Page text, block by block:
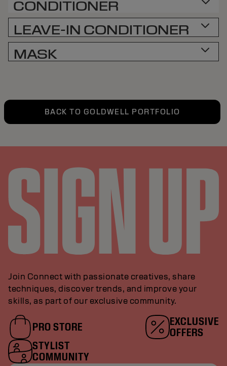
CONDITIONER
LEAVE-IN CONDITIONER
MASK
BACK TO GOLDWELL PORTFOLIO
Join Connect with passionate creatives, share
techniques, discover trends, and improve your
skills, as part of our exclusive community.
PRO STORE
EXCLUSIVE
OFFERS
STYLIST
COMMUNITY